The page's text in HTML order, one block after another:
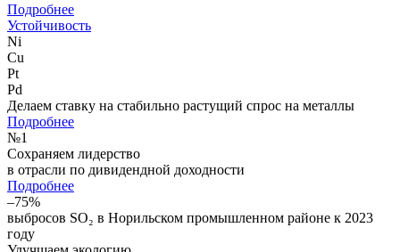
Подробнее
Устойчивость
Ni
Cu
Pt
Pd
Делаем ставку на стабильно растущий спрос на металлы
Подробнее
№1
Сохраняем лидерство
в отрасли по дивидендной доходности
Подробнее
–75%
выбросов SO₂ в Норильском промышленном районе к 2023
году